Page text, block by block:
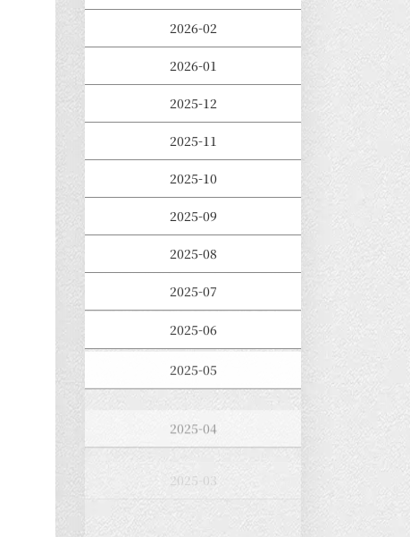
2026-02
2026-01
2025-12
2025-11
2025-10
2025-09
2025-08
2025-07
2025-06
2025-05
2025-02